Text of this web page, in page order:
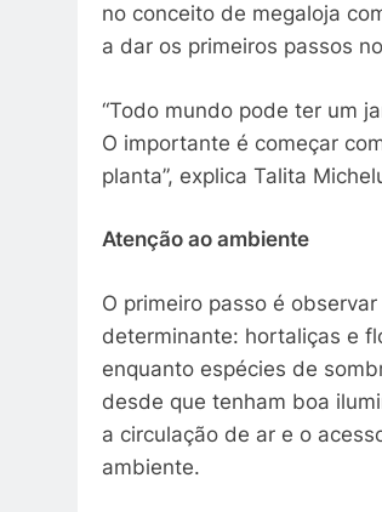
no conceito de megaloja
a dar os primeiros passos
“Todo mundo pode ter um
O importante é começar
planta”, explica Talita
Atenção ao ambiente
O primeiro passo é
determinante: hortaliças e
enquanto espécies de
desde que tenham boa
a circulação de ar e o
ambiente.